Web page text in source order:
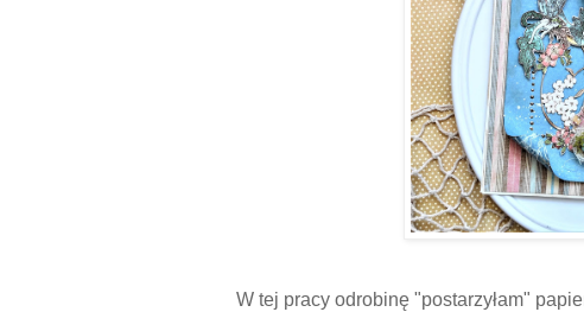
W tej pracy odrobinę "postarzyłam"